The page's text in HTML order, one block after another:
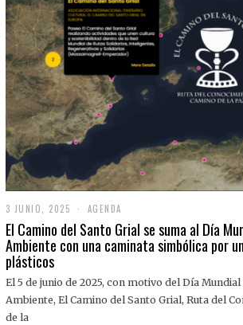
3 JUNIO, 2025
J
U
N
,
0
AGENDA
El Camino del Santo Grial se suma al Día
Ambiente con una caminata simbólica por
plásticos
El 5 de junio de 2025, con motivo del Día
Ambiente, El Camino del Santo Grial, Ruta del
de la